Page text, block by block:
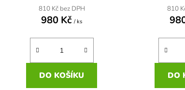
810 Kč bez DPH
980 Kč/ ks
DO KOŠÍKU
810
DO